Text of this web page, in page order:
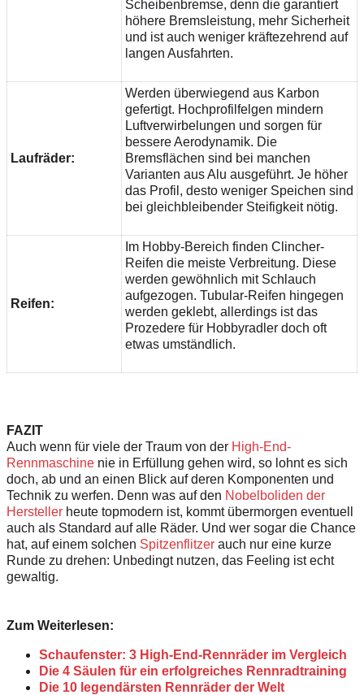
Scheibenbremse, denn die garantiert
höhere Bremsleistung, mehr Sicherheit
und ist auch weniger kräftezehrend auf
langen Ausfahrten.
Laufräder:
Werden überwiegend aus Karbon
gefertigt. Hochprofilfelgen mindern
Luftverwirbelungen und sorgen für
bessere Aerodynamik. Die
Bremsflächen sind bei manchen
Varianten aus Alu ausgeführt. Je höher
das Profil, desto weniger Speichen sind
bei gleichbleibender Steifigkeit nötig.
Reifen:
Im Hobby-Bereich finden Clincher-
Reifen die meiste Verbreitung. Diese
werden gewöhnlich mit Schlauch
aufgezogen. Tubular-Reifen hingegen
werden geklebt, allerdings ist das
Prozedere für Hobbyradler doch oft
etwas umständlich.
FAZIT
Auch wenn für viele der Traum von der High-End-
Rennmaschine nie in Erfüllung gehen wird, so lohnt es sich
doch, ab und an einen Blick auf deren Komponenten und
Technik zu werfen. Denn was auf den Nobelboliden der
Hersteller heute topmodern ist, kommt übermorgen eventuell
auch als Standard auf alle Räder. Und wer sogar die Chance
hat, auf einem solchen Spitzenflitzer auch nur eine kurze
Runde zu drehen: Unbedingt nutzen, das Feeling ist echt
gewaltig.
Zum Weiterlesen:
Schaufenster: 3 High-End-Rennräder im Vergleich
Die 4 Säulen für ein erfolgreiches Rennradtraining
Die 10 legendärsten Rennräder der Welt